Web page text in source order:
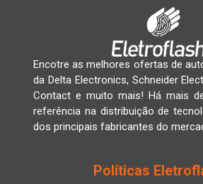
Encotre as melhores ofertas de
da Delta Electronics, Schneider
Contact e muito mais! Há mais
referência na distribuição de
dos principais fabricantes do
Políticas